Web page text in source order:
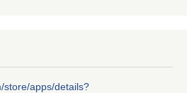
store/apps/details?